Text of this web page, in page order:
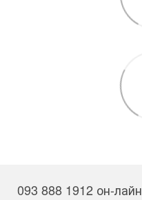
093 888 1912 он-лайн